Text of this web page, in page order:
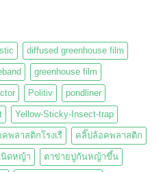
diffused greenhouse film
greenhouse film
Politiv pondliner
Yellow-Sticky-Insect-trap
พลาสติกโรงเรื คลิ๊ปล้อคพลาสติก
นิดหญ้า ตาข่ายปูกันหญ้าขึ้น